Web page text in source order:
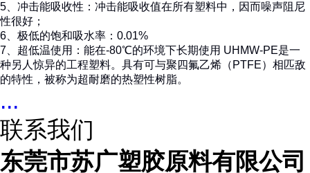
5、冲击能吸收性：冲击能吸收值在所有塑料中，因而噪声阻尼
性很好；
6、极低的饱和吸水率：0.01%
7、超低温使用：能在-80℃的环境下长期使用 UHMW-PE是一
种另人惊异的工程塑料。具有可与聚四氟乙烯（PTFE）相匹敌
的特性，被称为超耐磨的热塑性树脂。
...
联系我们
东莞市苏广塑胶原料有限公司